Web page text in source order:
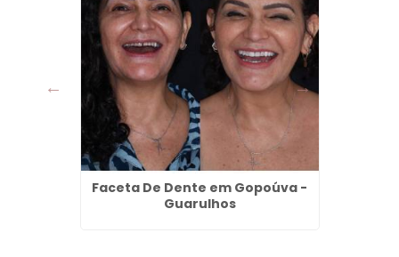
Faceta De Dente em Gopoúva -
Guarulhos